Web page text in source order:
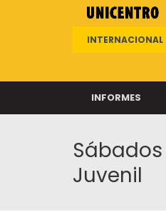
INTERNACIONAL
INFORMES
Juvenil